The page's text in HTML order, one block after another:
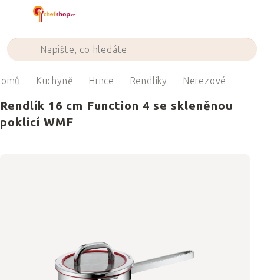
Kuchyně Hrnce Rendlíky Nerezové
Rendlík 16 cm Function 4 se skleněnou
poklicí WMF